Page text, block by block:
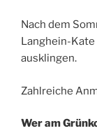
Nach dem
Langhein-
ausklingen.
Zahlreiche
Wer am